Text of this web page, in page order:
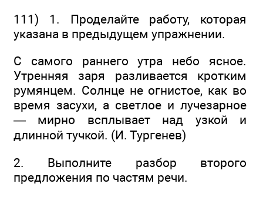
111) 1. Проделайте работу, которая
указана в предыдущем упражнении.
С самого раннего утра небо ясное.
Утренняя заря разливается кротким
румянцем. Солнце не огнистое, как во
время засухи, а светлое и лучезарное
— мирно всплывает над узкой и
длинной тучкой. (И. Тургенев)
2. Выполните разбор второго
предложения по частям речи.